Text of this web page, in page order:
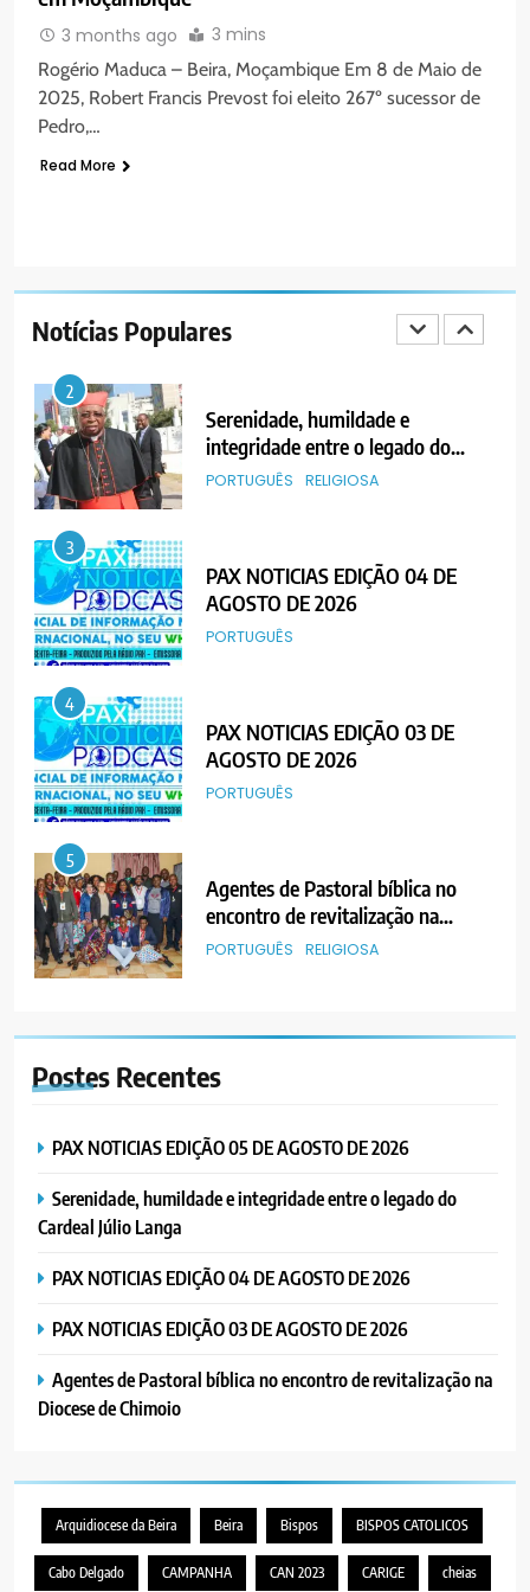
Notícias Populares
VENDEDORES FOI ACEITE, MAS
SURGIRAM RESISTÊNCIAS PELO
CAMINHO
8
PAX NOTICIAS EDIÇÃO 28 DE
AGOSTO DE 2026
PORTUGUÊS
2
Serenidade, humildade e
integridade entre o legado do
Cardeal Júlio Langa
PORTUGUÊS RELIGIOSA
3
PAX NOTICIAS EDIÇÃO 04 DE
AGOSTO DE 2026
PORTUGUÊS
4
PAX NOTICIAS EDIÇÃO 03 DE
AGOSTO DE 2026
PORTUGUÊS
5
Agentes de Pastoral bíblica no
encontro de revitalização na
Diocese de Chimoio
PORTUGUÊS RELIGIOSA
“Um movimento eclesial sem
Cristo como centro é uma simples
MERCADO DE INHAMÍZUA:
VENDEDORES FOI ACEITE, MAS
CAMINHO
8
JUNHO DE 2026
1
PAX NOTICIAS EDIÇÃO 05 DE
AGOSTO DE 2026
PORTUGUÊS
3 months ago 3 mins
Rogério Maduca – Beira, Moçambique Em 8 de Maio de
2025, Robert Francis Prevost foi eleito 267º sucessor de
Pedro,…
Read More
Postes Recentes
PAX NOTICIAS EDIÇÃO 05 DE AGOSTO DE 2026
Serenidade, humildade e integridade entre o legado do
Cardeal Júlio Langa
PAX NOTICIAS EDIÇÃO 04 DE AGOSTO DE 2026
PAX NOTICIAS EDIÇÃO 03 DE AGOSTO DE 2026
Agentes de Pastoral bíblica no encontro de revitalização na
Diocese de Chimoio
Arquidiocese da Beira Beira Bispos BISPOS CATOLICOS
Cabo Delgado CAMPANHA CAN 2023 CARIGE cheias